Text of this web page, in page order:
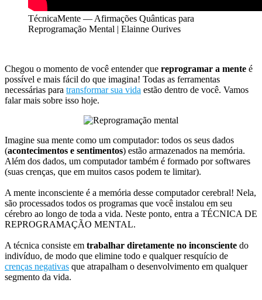
TécnicaMente — Afirmações Quânticas para
Reprogramação Mental | Elainne Ourives
Chegou o momento de você entender que reprogramar a mente é
possível e mais fácil do que imagina! Todas as ferramentas
necessárias para transformar sua vida estão dentro de você. Vamos
falar mais sobre isso hoje.
Imagine sua mente como um computador: todos os seus dados
(acontecimentos e sentimentos) estão armazenados na memória.
Além dos dados, um computador também é formado por softwares
(suas crenças, que em muitos casos podem te limitar).
A mente inconsciente é a memória desse computador cerebral! Nela,
são processados todos os programas que você instalou em seu
cérebro ao longo de toda a vida. Neste ponto, entra a TÉCNICA DE
REPROGRAMAÇÃO MENTAL.
A técnica consiste em trabalhar diretamente no inconsciente do
indivíduo, de modo que elimine todo e qualquer resquício de
crenças negativas que atrapalham o desenvolvimento em qualquer
segmento da vida.